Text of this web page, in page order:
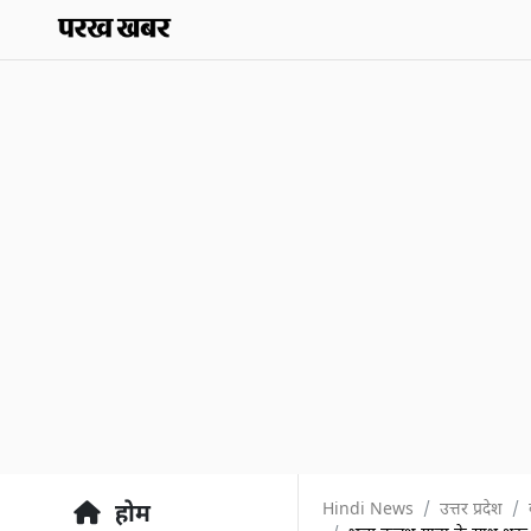
होम
Hindi News उत्तर प्रदेश